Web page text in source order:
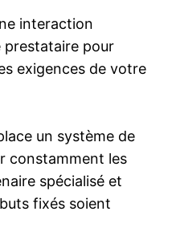
interaction
pour
exigences de votre
un système de
constamment les
spécialisé et
fixés soient